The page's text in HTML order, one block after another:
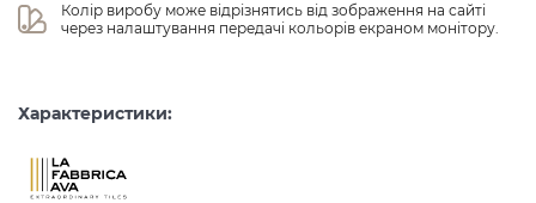
Колір виробу може відрізнятись від зображення на сайті
через налаштування передачі кольорів екраном монітору.
Характеристики: